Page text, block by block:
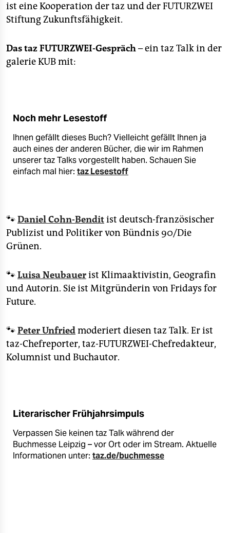
ist eine Kooperation der taz und der FUTURZWEI
Stiftung Zukunftsfähigkeit.
Das taz FUTURZWEI-Gespräch– ein taz Talk in der
galerie KUB mit:
Noch mehr Lesestoff
Ihnen gefällt dieses Buch? Vielleicht gefällt Ihnen ja
auch eines der anderen Bücher, die wir im Rahmen
unserer taz Talks vorgestellt haben. Schauen Sie
einfach mal hier: taz Lesestoff
🐾Daniel Cohn-Benditist deutsch-französischer
Publizist und Politiker von Bündnis 90/Die
Grünen.
🐾Luisa Neubauerist Klimaaktivistin, Geografin
und Autorin. Sie ist Mitgründerin von Fridays for
Future.
🐾Peter Unfriedmoderiert diesen taz Talk. Er ist
taz-Chefreporter, taz-FUTURZWEI-Chefredakteur,
Kolumnist und Buchautor.
Literarischer Frühjahrsimpuls
Verpassen Sie keinen taz Talk während der
Buchmesse Leipzig – vor Ort oder im Stream. Aktuelle
Informationen unter: taz.de/buchmesse